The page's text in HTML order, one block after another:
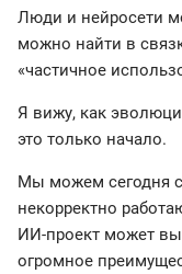
Люди и нейросети
можно найти в
«частичное
Я вижу, как
это только начало.
Мы можем сегодня
некорректно
ИИ-проект может
огромное